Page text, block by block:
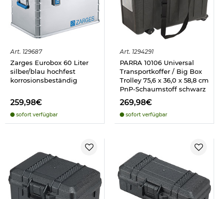
Art. 129687
Zarges Eurobox 60 Liter
silber/blau hochfest
korrosionsbeständig
259,98€
sofort verfügbar
Art. 1294291
PARRA 10106 Universal
Transportkoffer / Big Box
Trolley 75,6 x 36,0 x 58,8 cm
PnP-Schaumstoff schwarz
269,98€
sofort verfügbar